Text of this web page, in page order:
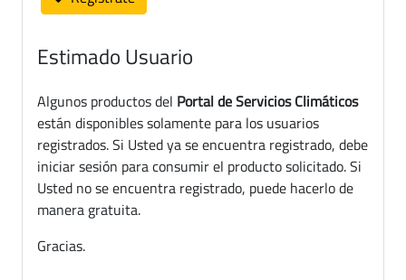
Estimado Usuario
Algunos productos del Portal de Servicios Climáticos
están disponibles solamente para los usuarios
registrados. Si Usted ya se encuentra registrado, debe
iniciar sesión para consumir el producto solicitado. Si
Usted no se encuentra registrado, puede hacerlo de
manera gratuita.
Gracias.